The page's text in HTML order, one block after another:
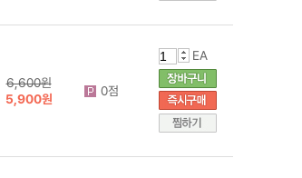
6,600원
5,900원
0점
EA